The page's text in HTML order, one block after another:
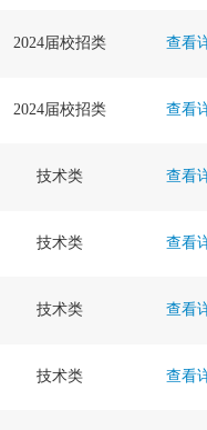
2024届校招类 查看
2024届校招类 查看
技术类 查看
技术类 查看
技术类 查看
技术类 查看